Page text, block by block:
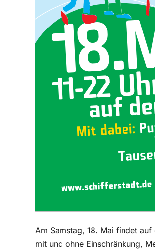
Am Samstag, 18. Mai findet
mit und ohne Einschränkung,